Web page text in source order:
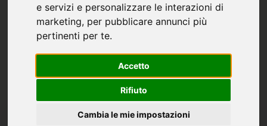
e servizi e personalizzare le interazioni di
marketing, per pubblicare annunci più
pertinenti per te.
Accetto
Rifiuto
Cambia le mie impostazioni